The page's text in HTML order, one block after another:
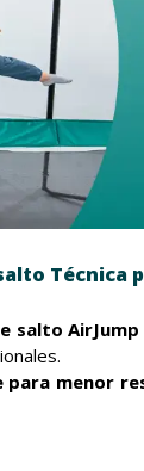
Técnica
salto AirJump
para menor